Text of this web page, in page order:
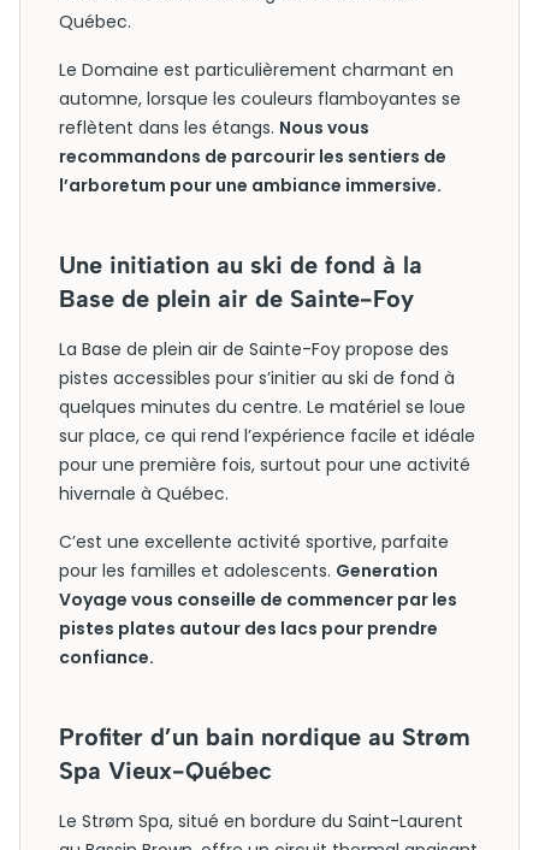
Québec.
Le Domaine est particulièrement charmant en
automne, lorsque les couleurs flamboyantes se
reflètent dans les étangs. Nous vous
recommandons de parcourir les sentiers de
l’arboretum pour une ambiance immersive.
Une initiation au ski de fond à la
Base de plein air de Sainte-Foy
La Base de plein air de Sainte-Foy propose des
pistes accessibles pour s’initier au ski de fond à
quelques minutes du centre. Le matériel se loue
sur place, ce qui rend l’expérience facile et idéale
pour une première fois, surtout pour une activité
hivernale à Québec.
C’est une excellente activité sportive, parfaite
pour les familles et adolescents. Generation
Voyage vous conseille de commencer par les
pistes plates autour des lacs pour prendre
confiance.
Profiter d’un bain nordique au Strøm
Spa Vieux-Québec
Le Strøm Spa, situé en bordure du Saint-Laurent